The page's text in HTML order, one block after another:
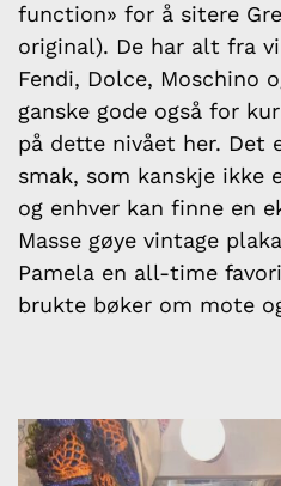
function» for å sitere
original). De har alt fra
Fendi, Dolce, Moschino
ganske gode også for
på dette nivået her. Det
smak, som kanskje ikke
og enhver kan finne en
Masse gøye vintage
Pamela en all-time
brukte bøker om mote